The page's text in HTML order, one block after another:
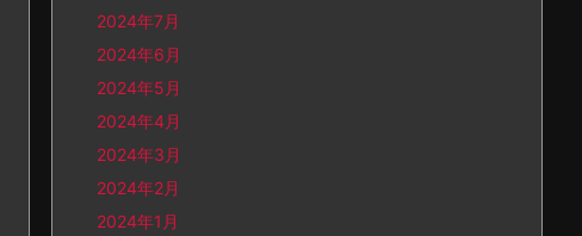
2024年7月
2024年6月
2024年5月
2024年4月
2024年3月
2024年2月
2024年1月